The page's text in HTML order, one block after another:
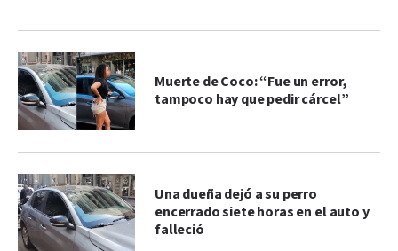
Muerte de Coco: “Fue un error,
tampoco hay que pedir cárcel”
Una dueña dejó a su perro
encerrado siete horas en el auto y
falleció